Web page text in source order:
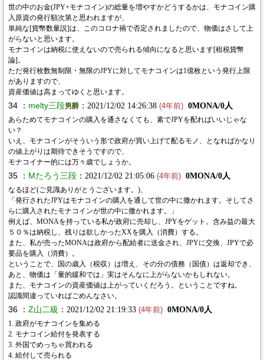
世の中のお金(JPY+モナコイン)の総量を増やすかどうするかは、モナコイン購
入原資の発行額次第と思われますが、
単純な[貨幣数量説]は、このコロナ禍で否定されましたので、物価はさして上
がらないと思います。
モナコインは納税に使えないので売られる傾向になると思います[租税貨幣
論]。
ただ発行枚数無制限・無限のJPYに対してモナコインは1億枚という発行上限
がありますので、
資産価値は高まってゆくと思います。
34 ： melty三段男爵 ：2021/12/02 14:26:38 (4年前) 0MONA/0人
あらためてモナコインの購入を通さなくても、素でJPYを配ればいいじゃな
い？
いえ、モナコインがそういう形で政府が買い上げて配るモノ、となればかなり
の値上がりは期待できそうですので、
モナコイナー的には万々歳でしょうか。
35 ： Mたろう三段 ：2021/12/02 21:05:06 (4年前) 0MONA/0人
なるほど(ご見識ありがとうございます。)、
「発行されたJPYはモナコインの購入を通して世の中に撒かれます。そしてさ
らに購入されたモナコインが世の中に撒かれます。」
例えば、MONAを持っている私が政府に売却し、JPYをゲット。含み益の最大
５０％は納税し、残りは欲しかったXXを購入（消費）する。
また、私が売ったMONAは政府から配給者に送金され、JPYに交換、JPYで必
要品を購入（消費）。
ということで、国の歳入（税収）は増え、その分の債務（国債）は返却でき、
あと、物価は「量的緩和では」実はそんなに上がらないかもしれない。
また、モナコインの資産価値は上がっていくだろう。ということですね。
認識間違っていればごめんなさい。
36 ： Z山二級 ：2021/12/02 21:19:33 (4年前) 0MONA/0人
1. 政府がモナコインを集める
2. モナコイン給付を発表する
3. 外国でめっちゃ買われる
4. 給付して売られる